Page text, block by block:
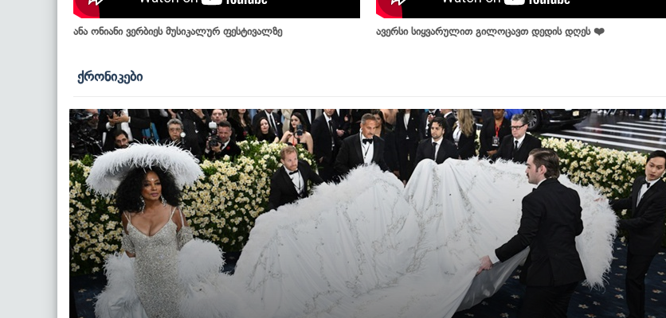
ანა ონიანი ვერბიეს მუსიკალურ ფესტივალზე ავერსი სიყვარულით გილოცავთ დედის დღეს ❤️
ქრონიკები